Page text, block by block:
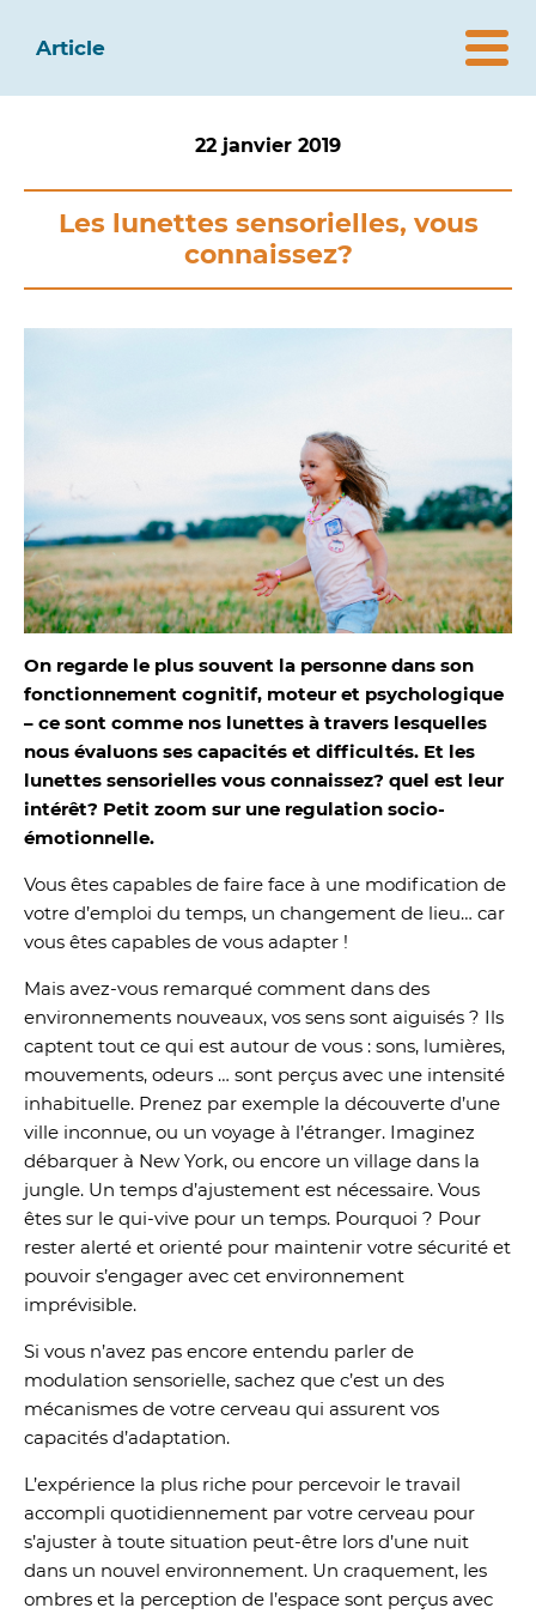
Article
22 janvier 2019
Les lunettes sensorielles, vous
connaissez?
On regarde le plus souvent la personne dans son
fonctionnement cognitif, moteur et psychologique
– ce sont comme nos lunettes à travers lesquelles
nous évaluons ses capacités et difficultés. Et les
lunettes sensorielles vous connaissez? quel est leur
intérêt? Petit zoom sur une regulation socio-
émotionnelle.
Vous êtes capables de faire face à une modification de
votre d’emploi du temps, un changement de lieu… car
vous êtes capables de vous adapter !
Mais avez-vous remarqué comment dans des
environnements nouveaux, vos sens sont aiguisés ? Ils
captent tout ce qui est autour de vous : sons, lumières,
mouvements, odeurs … sont perçus avec une intensité
inhabituelle. Prenez par exemple la découverte d’une
ville inconnue, ou un voyage à l’étranger. Imaginez
débarquer à New York, ou encore un village dans la
jungle. Un temps d’ajustement est nécessaire. Vous
êtes sur le qui-vive pour un temps. Pourquoi ? Pour
rester alerté et orienté pour maintenir votre sécurité et
pouvoir s’engager avec cet environnement
imprévisible.
Si vous n’avez pas encore entendu parler de
modulation sensorielle, sachez que c’est un des
mécanismes de votre cerveau qui assurent vos
capacités d’adaptation.
L’expérience la plus riche pour percevoir le travail
accompli quotidiennement par votre cerveau pour
s’ajuster à toute situation peut-être lors d’une nuit
dans un nouvel environnement. Un craquement, les
ombres et la perception de l’espace sont perçus avec